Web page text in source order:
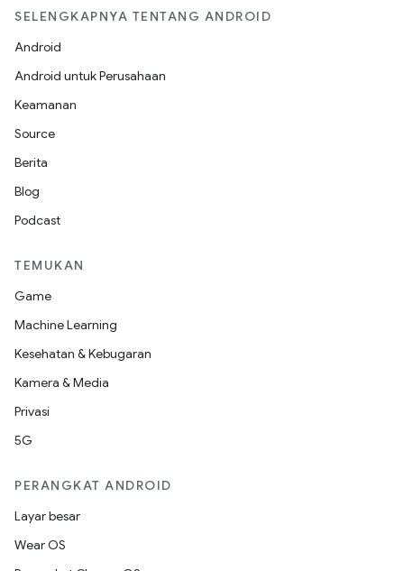
SELENGKAPNYA TENTANG ANDROID
Android
Android untuk Perusahaan
Keamanan
Source
Berita
Blog
Podcast
TEMUKAN
Game
Machine Learning
Kesehatan & Kebugaran
Kamera & Media
Privasi
5G
PERANGKAT ANDROID
Layar besar
Wear OS